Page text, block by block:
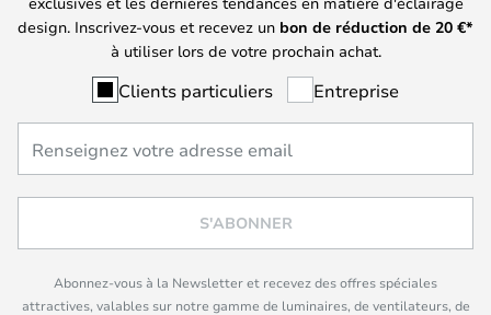
design. Inscrivez-vous et recevez un bon de réduction de 20 €*
à utiliser lors de votre prochain achat.
Clients particuliers Entreprise
S'ABONNER
Abonnez-vous à la Newsletter et recevez des offres spéciales
attractives, valables sur notre gamme de luminaires, de ventilateurs, de